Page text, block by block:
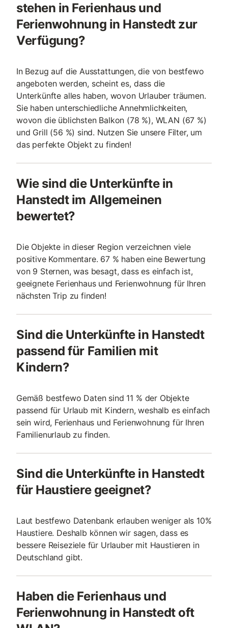
stehen in Ferienhaus und
Ferienwohnung in Hanstedt zur
Verfügung?
In Bezug auf die Ausstattungen, die von bestfewo
angeboten werden, scheint es, dass die
Unterkünfte alles haben, wovon Urlauber träumen.
Sie haben unterschiedliche Annehmlichkeiten,
wovon die üblichsten Balkon (78 %), WLAN (67 %)
und Grill (56 %) sind. Nutzen Sie unsere Filter, um
das perfekte Objekt zu finden!
Wie sind die Unterkünfte in
Hanstedt im Allgemeinen
bewertet?
Die Objekte in dieser Region verzeichnen viele
positive Kommentare. 67 % haben eine Bewertung
von 9 Sternen, was besagt, dass es einfach ist,
geeignete Ferienhaus und Ferienwohnung für Ihren
nächsten Trip zu finden!
Sind die Unterkünfte in Hanstedt
passend für Familien mit
Kindern?
Gemäß bestfewo Daten sind 11 % der Objekte
passend für Urlaub mit Kindern, weshalb es einfach
sein wird, Ferienhaus und Ferienwohnung für Ihren
Familienurlaub zu finden.
Sind die Unterkünfte in Hanstedt
für Haustiere geeignet?
Laut bestfewo Datenbank erlauben weniger als 10%
Haustiere. Deshalb können wir sagen, dass es
bessere Reiseziele für Urlauber mit Haustieren in
Deutschland gibt.
Haben die Ferienhaus und
Ferienwohnung in Hanstedt oft